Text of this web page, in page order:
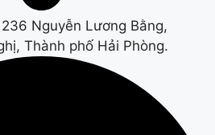
Nguyễn Lương Bằng,
Thành phố Hải Phòng.